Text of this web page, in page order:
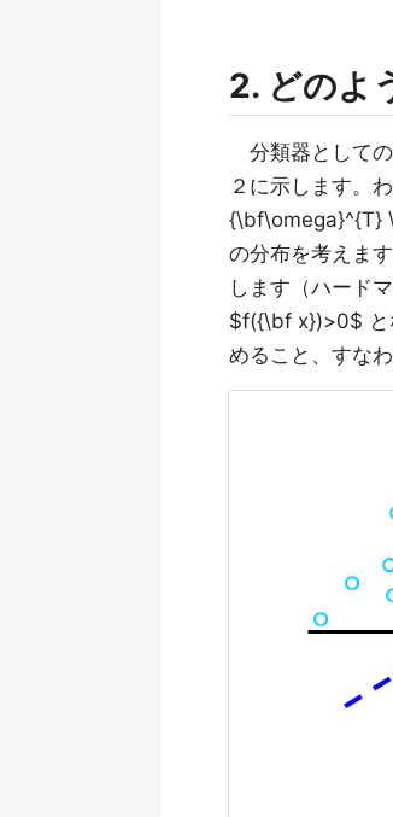
2. どのよ
分類器としての
２に示します。
{\bf\omega}^{T}
の分布を考えま
します（ハード
$f({\bf x})>0$ と
めること、すな